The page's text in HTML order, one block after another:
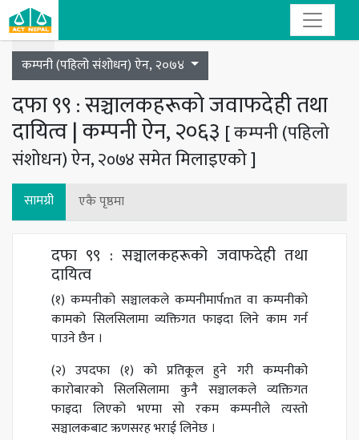
Toggle navigation
कम्पनी (पहिलो संशोधन) ऐन, २०७४
दफा ९९ : सञ्चालकहरूको जवाफदेही तथा
दायित्व | कम्पनी ऐन, २०६३ [ कम्पनी (पहिलो
संशोधन) ऐन, २०७४ समेत मिलाइएको ]
सामग्री एकै पृष्ठमा
दफा ९९ : सञ्चालकहरूको जवाफदेही तथा
दायित्व
(१) कम्पनीको सञ्चालकले कम्पनीमार्पmत वा कम्पनीको
कामको सिलसिलामा व्यक्तिगत फाइदा लिने काम गर्न
पाउने छैन ।
(२) उपदफा (१) को प्रतिकूल हुने गरी कम्पनीको
कारोबारको सिलसिलामा कुनै सञ्चालकले व्यक्तिगत
फाइदा लिएको भएमा सो रकम कम्पनीले त्यस्तो
सञ्चालकबाट ऋणसरह भराई लिनेछ ।